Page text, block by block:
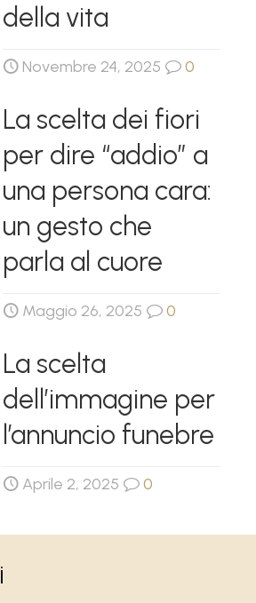
della vita
Novembre 24, 2025 0
La scelta dei fiori
per dire “addio” a
una persona cara:
un gesto che
parla al cuore
Maggio 26, 2025 0
La scelta
dell’immagine per
l’annuncio funebre
Aprile 2, 2025 0